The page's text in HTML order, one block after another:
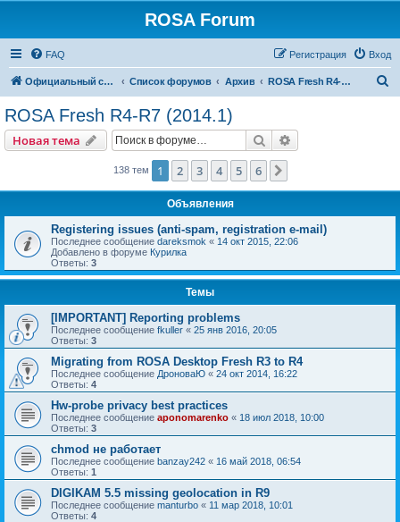
ROSA Forum
FAQ Вход
Регистрация
Официальный сайт Список форумов Архив ROSA Fresh R4-R7 (2014.1)
ROSA Fresh R4-R7 (2014.1)
Новая тема Поиск
138 тем 1 2 3 4 5 6
Объявления
Registering issues (anti-spam, registration e-mail)
Последнее сообщение dareksmok « 14 окт 2015, 22:06
Добавлено в форуме Курилка
Ответы: 3
Темы
[IMPORTANT] Reporting problems
Последнее сообщение fkuller « 25 янв 2016, 20:05
Ответы: 3
Migrating from ROSA Desktop Fresh R3 to R4
Последнее сообщение ДроноваЮ « 24 окт 2014, 16:22
Ответы: 4
Hw-probe privacy best practices
Последнее сообщение aponomarenko « 18 июл 2018, 10:00
Ответы: 3
chmod не работает
Последнее сообщение banzay242 « 16 май 2018, 06:54
Ответы: 1
DIGIKAM 5.5 missing geolocation in R9
Последнее сообщение manturbo « 11 мар 2018, 10:01
Ответы: 4